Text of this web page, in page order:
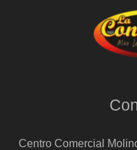
Centro Comercial